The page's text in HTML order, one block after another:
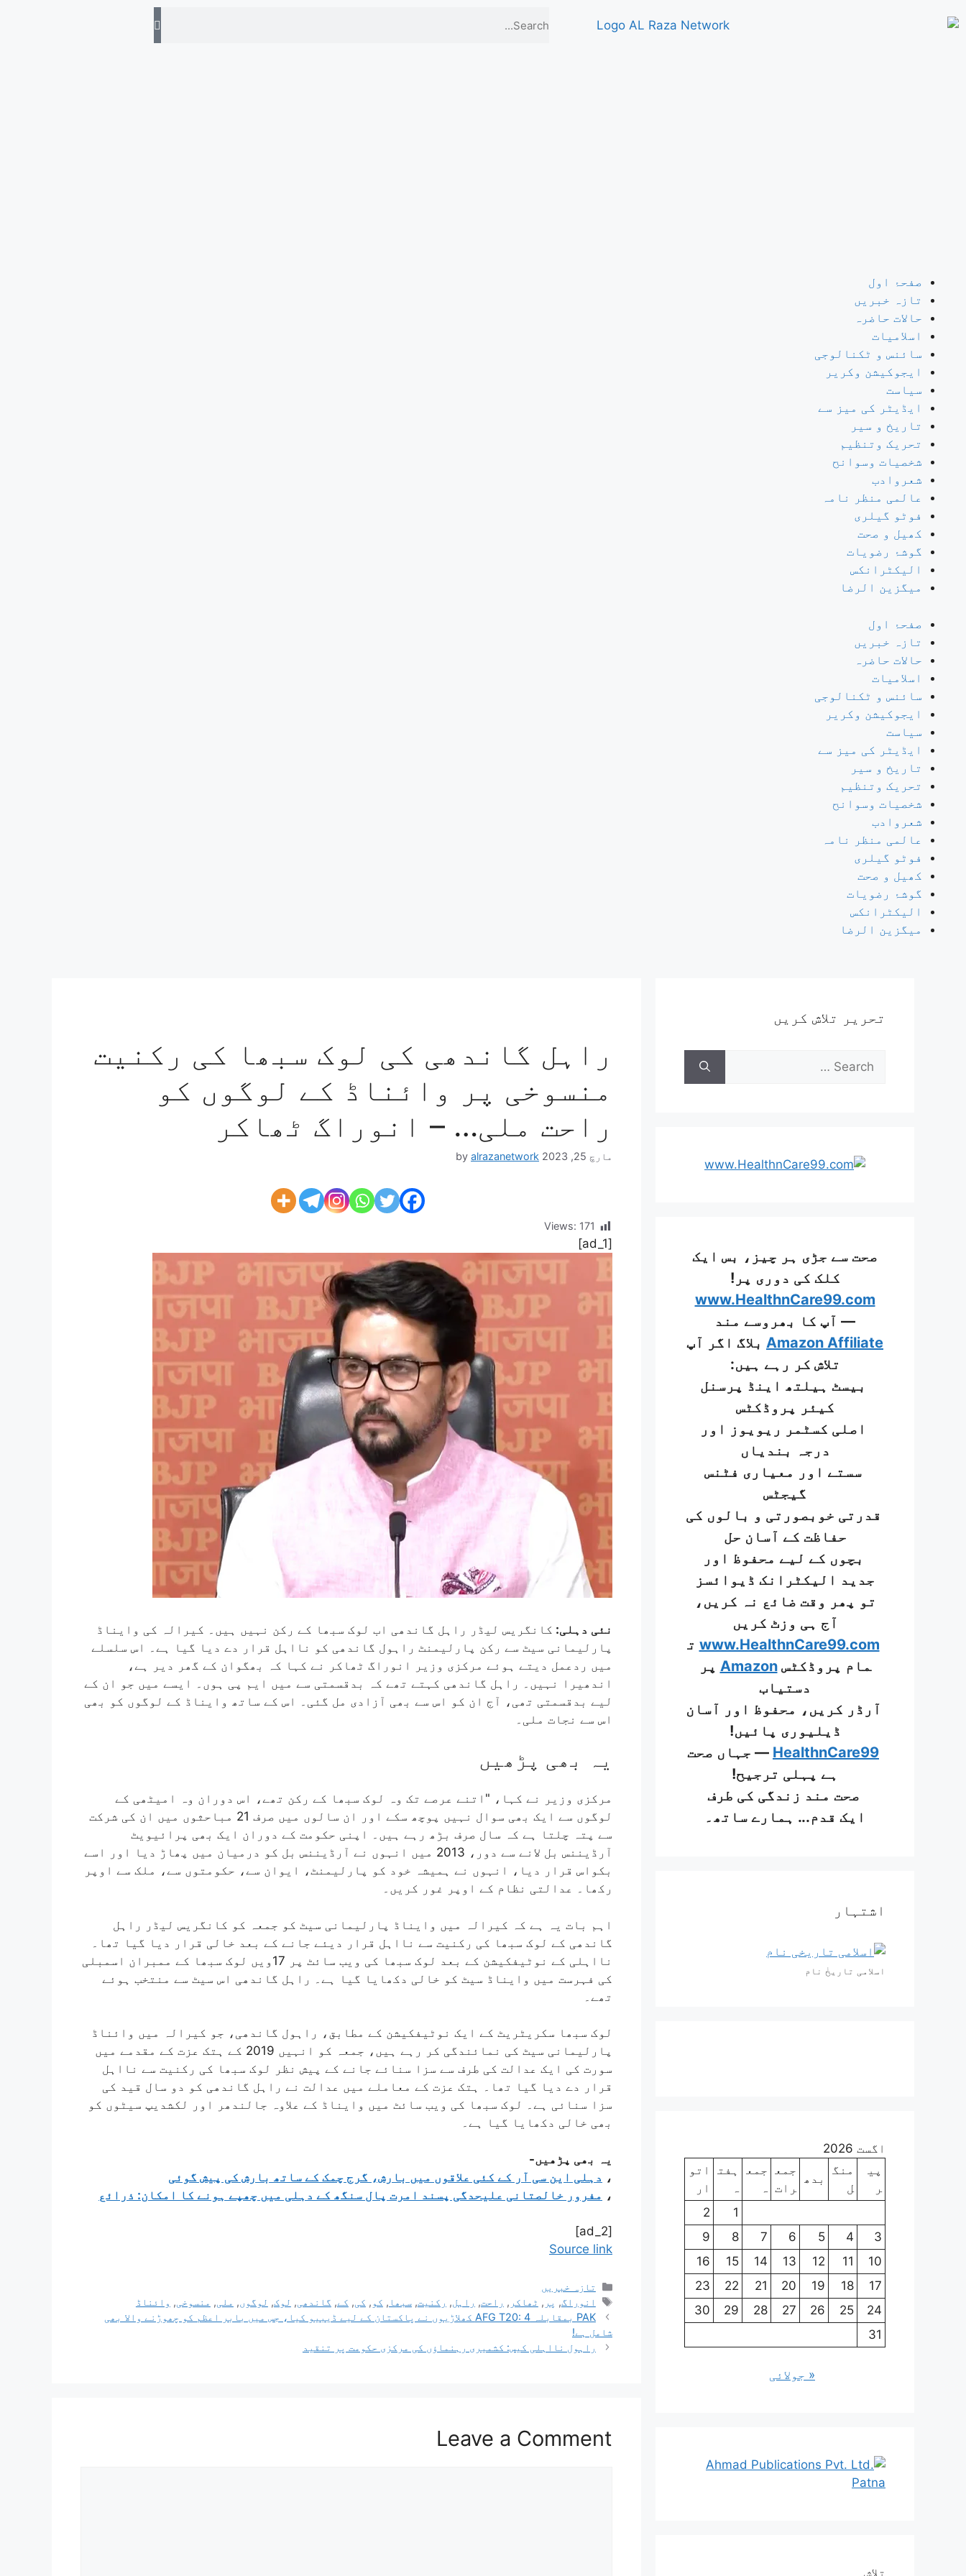
صفحۂ اول
تازہ خبریں
حالات حاضرہ
اسلامیات
سائنس و ٹکنالوجی
ایجوکیشن وکریر
سیاست
ایڈیٹر کی میز سے
تاریخ و سیر
تحریک وتنظیم
شخصیات وسوانح
شعروادب
عالمی منظر نامہ
فوٹو گیلری
کھیل و صحت
گوشۂ رضویات
الیکٹرانکس
میگزین الرضا
صفحۂ اول
تازہ خبریں
حالات حاضرہ
اسلامیات
سائنس و ٹکنالوجی
ایجوکیشن وکریر
سیاست
ایڈیٹر کی میز سے
تاریخ و سیر
تحریک وتنظیم
شخصیات وسوانح
شعروادب
عالمی منظر نامہ
فوٹو گیلری
کھیل و صحت
گوشۂ رضویات
الیکٹرانکس
میگزین الرضا
راہل گاندھی کی لوک سبھا کی رکنیت
منسوخی پر وائناڈ کے لوگوں کو
راحت ملی… – انوراگ ٹھاکر
مارچ 25, 2023 by alrazanetwork
Views: 171
[ad_1]
نئی دہلی: کانگریس لیڈر راہل گاندھی اب لوک سبھا کے رکن نہیں ہیں۔ کیرالہ کی وایناڈ
پارلیمانی سیٹ سے رکن پارلیمنٹ راہول گاندھی کو نااہل قرار دے دیا گیا ہے۔ اس سلسلے
میں ردعمل دیتے ہوئے مرکزی وزیر انوراگ ٹھاکر نے کہا کہ بھگوان کے گھر دیر ہے،
اندھیرا نہیں۔ راہل گاندھی کہتے تھے کہ بدقسمتی سے میں ایم پی ہوں۔ ایسے میں جو ان کے
لیے بدقسمتی تھی، آج ان کو اس سے بھی آزادی مل گئی۔ اس کے ساتھ وایناڈ کے لوگوں کو بھی
اس سے نجات ملی۔
یہ بھی پڑھیں
مرکزی وزیر نے کہا، "اتنے عرصے تک وہ لوک سبھا کے رکن تھے، اس دوران وہ امیٹھی کے
لوگوں سے ایک بھی سوال نہیں پوچھ سکے اور ان سالوں میں صرف 21 مباحثوں میں ان کی شرکت
سے پتہ چلتا ہے کہ سال صرف بڑھ رہے ہیں۔ اپنی حکومت کے دوران ایک بھی پرائیویٹ
آرڈیننس بل لانے سے دور، 2013 میں انہوں نے آرڈیننس بل کو درمیان میں پھاڑ دیا اور اسے
بکواس قرار دیا، انہوں نے ہمیشہ خود کو پارلیمنٹ، ایوان سے، حکومتوں سے، ملک سے اوپر
رکھا۔ عدالتی نظام کے اوپر غور کریں۔
اہم بات یہ ہے کہ کیرالہ میں وایناڈ پارلیمانی سیٹ کو جمعہ کو کانگریس لیڈر راہل
گاندھی کے لوک سبھا کی رکنیت سے نااہل قرار دیئے جانے کے بعد خالی قرار دیا گیا تھا۔
نااہلی کے نوٹیفکیشن کے بعد لوک سبھا کی ویب سائٹ پر 17ویں لوک سبھا کے ممبران اسمبلی
کی فہرست میں وایناڈ سیٹ کو خالی دکھایا گیا ہے۔ راہل گاندھی اس سیٹ سے منتخب ہوئے
تھے۔
لوک سبھا سکریٹریٹ کے ایک نوٹیفکیشن کے مطابق، راہول گاندھی، جو کیرالہ میں وائناڈ
پارلیمانی سیٹ کی نمائندگی کر رہے ہیں، جمعہ کو انہیں 2019 کے ہتک عزت کے مقدمے میں
سورت کی ایک عدالت کی طرف سے سزا سنائے جانے کے پیش نظر لوک سبھا کی رکنیت سے نااہل
قرار دے دیا گیا تھا۔ ہتک عزت کے معاملے میں عدالت نے راہل گاندھی کو دو سال قید کی
سزا سنائی ہے۔ لوک سبھا کی ویب سائٹ میں وایناڈ کے علاوہ جالندھر اور لکشدیپ سیٹوں کو
بھی خالی دکھایا گیا ہے۔
یہ بھی پڑھیں-
، دہلی این سی آر کے کئی علاقوں میں بارش، گرج چمک کے ساتھ بارش کی پیش گوئی
، مفرور خالصتانی علیحدگی پسند امرت پال سنگھ کے دہلی میں چھپے ہونے کا امکان: ذرائع
[ad_2]
Source link
تازہ خبریں
انوراگ, پر , ٹھاکر , راحت, راہل, رکنیت,سبھا , کو , کی, کے, گاندھی, لوک, لوگوں, ملی, منسوخی, وائناڈ
PAK بمقابلہ AFG T20: 4 کھلاڑیوں نے پاکستان کے لیے ڈیبیو کیا، جس میں بابر اعظم کو چھوڑنے والا بھی
شامل ہے!
راہول نااہلی کیس: کشمیری رہنماؤں کی مرکزی حکومت پر تنقید
Leave a Comment
تحریر تلاش کریں
صحت سے جڑی ہر چیز، بس ایک
کلک کی دوری پر!
www.HealthnCare99.com
— آپ کا بھروسے مند
Amazon Affiliate بلاگ اگر آپ
تلاش کر رہے ہیں:
بیسٹ ہیلتھ اینڈ پرسنل
کیئر پروڈکٹس
اصلی کسٹمر ریویوز اور
درجہ بندیاں
سستے اور معیاری فٹنس
گیجٹس
قدرتی خوبصورتی و بالوں کی
حفاظت کے آسان حل
بچوں کے لیے محفوظ اور
جدید الیکٹرانک ڈیوائسز
تو پھر وقت ضائع نہ کریں،
آج ہی وزٹ کریں
www.HealthnCare99.com ت
مام پروڈکٹسAmazon پر
دستیاب
آرڈر کریں، محفوظ اور آسان
ڈیلیوری پائیں!
HealthnCare99 — جہاں صحت
ہے پہلی ترجیح!
صحت مند زندگی کی طرف
ایک قدم... ہمارے ساتھ۔
اشتہار
اسلامی تاریخٰ نام
اگست 2026
پی
ر
منگ
ل
بدھ
جمع
رات
جمع
ہ
ہفت
ہ
اتو
ار
1
2
3
4
5
6
7
8
9
10
11
12
13
14
15
16
17
18
19
20
21
22
23
24
25
26
27
28
29
30
31
« جولائی
تلاش